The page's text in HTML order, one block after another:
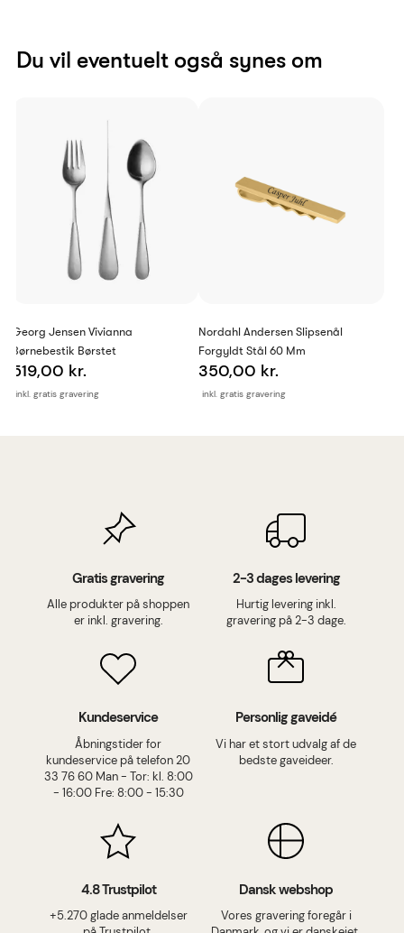
Du vil eventuelt også synes om
Georg Jensen Vivianna
Børnebestik Børstet
inkl. gratis gravering
519,00 kr.
Nordahl Andersen Slipsenål
Forgyldt Stål 60 Mm
inkl. gratis gravering
350,00 kr.
Gratis gravering
Alle produkter på shoppen
er inkl. gravering.
2-3 dages levering
Hurtig levering inkl.
gravering på 2-3 dage.
Kundeservice
Åbningstider for
kundeservice på telefon 20
33 76 60 Man - Tor: kl. 8:00
- 16:00 Fre: 8:00 - 15:30
Personlig gaveidé
Vi har et stort udvalg af de
bedste gaveideer.
4.8 Trustpilot
+5.270 glade anmeldelser
Dansk webshop
Vores gravering foregår i